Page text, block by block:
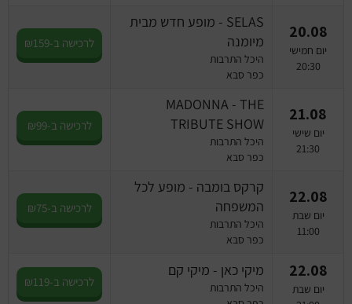
20.08
יום חמישי
20:30
SELAS - מופע חדש מבית
מיומנה
היכל התרבות
כפר סבא
לרכישה ב-₪159
21.08
יום שישי
21:30
MADONNA - THE
TRIBUTE SHOW
היכל התרבות
כפר סבא
לרכישה ב-₪99
22.08
יום שבת
11:00
קרקס בומבה - מופע לכל
המשפחה
היכל התרבות
כפר סבא
לרכישה ב-₪75
22.08
יום שבת
מיקי כאן - מיקי קם
היכל התרבות
לרכישה ב-₪119